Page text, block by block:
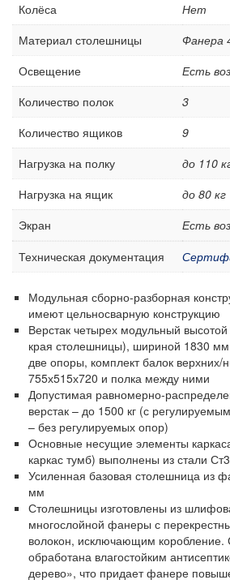
Аксессуары для сварки
Контейнеры производственные
Грузоподъемное оборудование
Нестандартные изделия
Платформы подкатные SF
Колёса
Нет
Материал столешницы
Фанера
Освещение
Есть
Количество полок
3
Количество ящиков
9
Нагрузка на полку
до 110
Нагрузка на ящик
до 80 кг
Экран
Есть
Техническая документация
Модульная сборно-разборная
имеют цельносварную конструкцию
Верстак четырех модульный
края столешницы), шириной 1830
две опоры, комплект балок
755х515х720 и полка между ними
Допустимая равномерно-
верстак – до 1500 кг (с
– без регулируемых опор)
Основные несущие элементы
каркас тумб) выполнены из стали
Усиленная базовая столешница из
мм
Столешницы изготовлены из
многослойной фанеры с
волокон, исключающим
обработана влагостойким
дерево», что придает фанере